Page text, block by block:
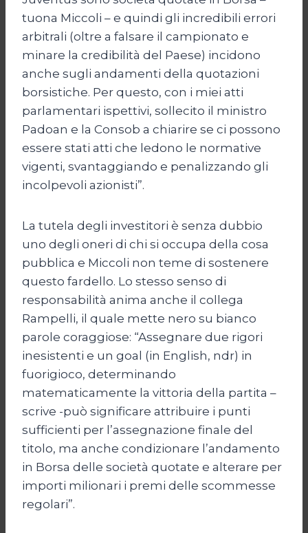
tuona Miccoli – e quindi gli incredibili errori
arbitrali (oltre a falsare il campionato e
minare la credibilità del Paese) incidono
anche sugli andamenti della quotazioni
borsistiche. Per questo, con i miei atti
parlamentari ispettivi, sollecito il ministro
Padoan e la Consob a chiarire se ci possono
essere stati atti che ledono le normative
vigenti, svantaggiando e penalizzando gli
incolpevoli azionisti”.
La tutela degli investitori è senza dubbio
uno degli oneri di chi si occupa della cosa
pubblica e Miccoli non teme di sostenere
questo fardello. Lo stesso senso di
responsabilità anima anche il collega
Rampelli, il quale mette nero su bianco
parole coraggiose: “Assegnare due rigori
inesistenti e un goal (in English, ndr) in
fuorigioco, determinando
matematicamente la vittoria della partita –
scrive -può significare attribuire i punti
sufficienti per l’assegnazione finale del
titolo, ma anche condizionare l’andamento
in Borsa delle società quotate e alterare per
importi milionari i premi delle scommesse
regolari”.